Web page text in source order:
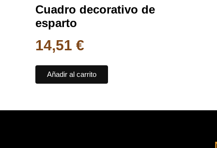
Cuadro decorativo de
esparto
14,51 €
Añadir al carrito